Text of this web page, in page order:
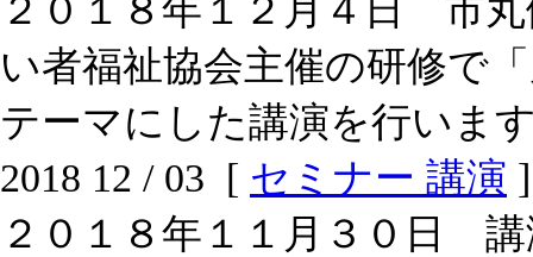
２０１８年１２月４日 市
い者福祉協会主催の研修で
テーマにした講演を行いま
2018 12 / 03 [ セミナー 講演 ]
２０１８年１１月３０日